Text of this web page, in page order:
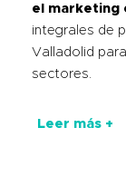
el marketing
integrales de
Valladolid
sectores.
Leer más +